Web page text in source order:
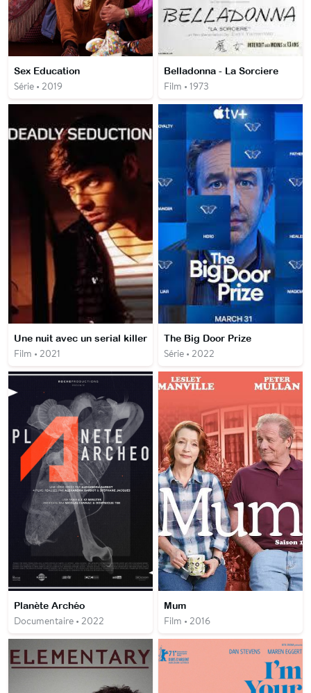
Sex Education
Série • 2019
Belladonna - La Sorciere
Film • 1973
Une nuit avec un serial killer
Film • 2021
The Big Door Prize
Série • 2022
Planète Archéo
Documentaire • 2022
Mum
Film • 2016